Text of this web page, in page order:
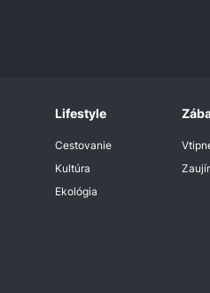
Lifestyle
Cestovanie
Kultúra
Ekológia